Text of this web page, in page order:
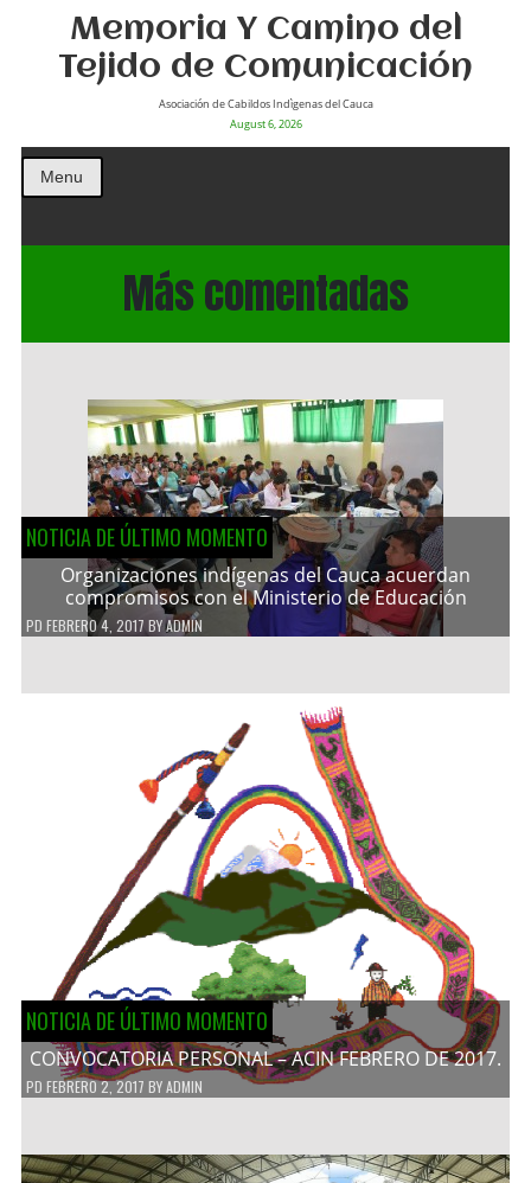
Memoria Y Camino del
Tejido de Comunicación
Asociación de Cabildos Indìgenas del Cauca
August 6, 2026
Menu
Más comentadas
NOTICIA DE ÚLTIMO MOMENTO
Organizaciones indígenas del Cauca acuerdan
compromisos con el Ministerio de Educación
PD FEBRERO 4, 2017 BYADMIN
NOTICIA DE ÚLTIMO MOMENTO
CONVOCATORIA PERSONAL – ACIN FEBRERO DE 2017.
PD FEBRERO 2, 2017 BYADMIN